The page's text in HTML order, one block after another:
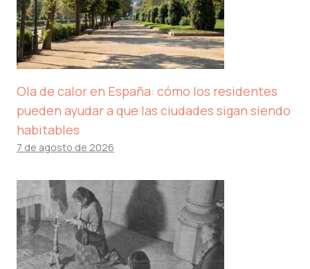
Ola de calor en España: cómo los residentes
pueden ayudar a que las ciudades sigan siendo
habitables
7 de agosto de 2026